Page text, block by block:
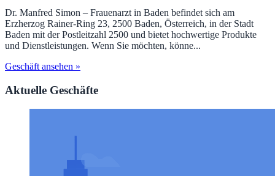
Dr. Manfred Simon – Frauenarzt in Baden befindet sich am
Erzherzog Rainer-Ring 23, 2500 Baden, Österreich, in der Stadt
Baden mit der Postleitzahl 2500 und bietet hochwertige Produkte
und Dienstleistungen. Wenn Sie möchten, könne...
Geschäft ansehen »
Aktuelle Geschäfte